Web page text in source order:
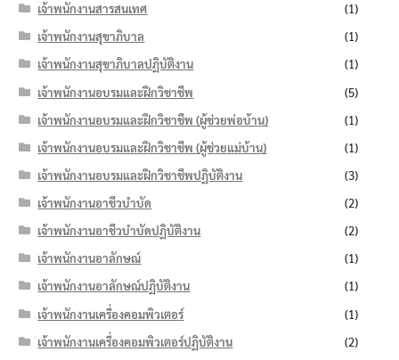
เจ้าพนักงานสารสนเทศ
(1)
เจ้าพนักงานสุขาภิบาล
(1)
เจ้าพนักงานสุขาภิบาลปฏิบัติงาน
(1)
เจ้าพนักงานอบรมและฝึกวิชาชีพ
(5)
เจ้าพนักงานอบรมและฝึกวิชาชีพ (ผู้ช่วยพ่อบ้าน)
(1)
เจ้าพนักงานอบรมและฝึกวิชาชีพ (ผู้ช่วยแม่บ้าน)
(1)
เจ้าพนักงานอบรมและฝึกวิชาชีพปฏิบัติงาน
(3)
เจ้าพนักงานอาชีวบำบัด
(2)
เจ้าพนักงานอาชีวบำบัดปฏิบัติงาน
(2)
เจ้าพนักงานอาลักษณ์
(1)
เจ้าพนักงานอาลักษณ์ปฏิบัติงาน
(1)
เจ้าพนักงานเครื่องคอมพิวเตอร์
(1)
เจ้าพนักงานเครื่องคอมพิวเตอร์ปฏิบัติงาน
(2)